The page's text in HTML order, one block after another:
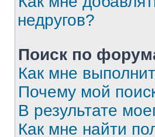
недругов?
Поиск по
Как мне
Почему мой
В результате
Как мне найти